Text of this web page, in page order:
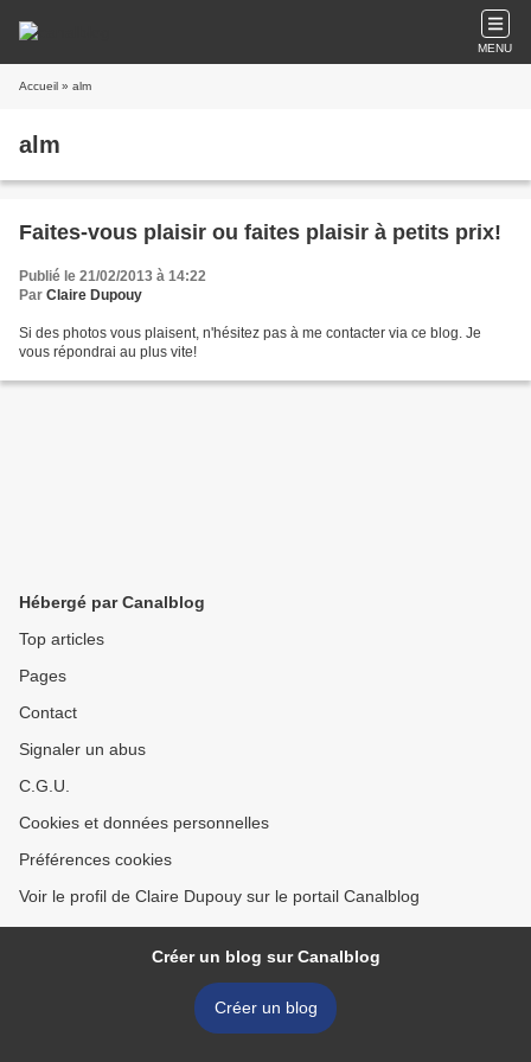
MENU
Accueil » alm
alm
Faites-vous plaisir ou faites plaisir à petits prix!
Publié le 21/02/2013 à 14:22
Par Claire Dupouy
Si des photos vous plaisent, n'hésitez pas à me contacter via ce blog. Je
vous répondrai au plus vite!
Hébergé par Canalblog
Top articles
Pages
Contact
Signaler un abus
C.G.U.
Cookies et données personnelles
Préférences cookies
Voir le profil de Claire Dupouy sur le portail Canalblog
Créer un blog sur Canalblog
Créer un blog